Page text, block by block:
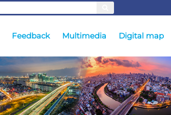
Feedback Multimedia Digital map